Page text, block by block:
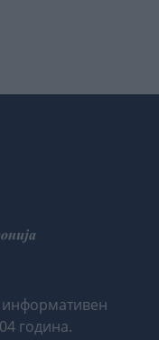
година.